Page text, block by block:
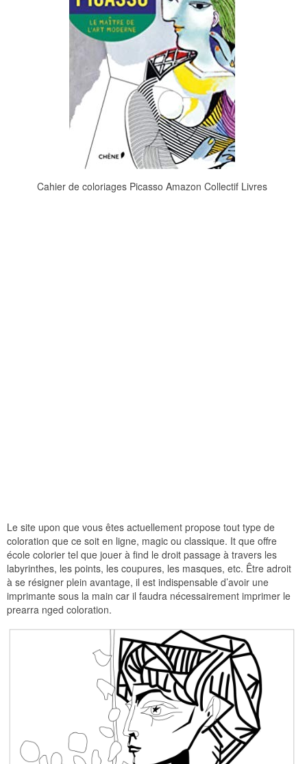
Cahier de coloriages Picasso Amazon Collectif Livres
Le site upon que vous êtes actuellement propose tout type de
coloration que ce soit en ligne, magic ou classique. It que offre
école colorier tel que jouer à find le droit passage à travers les
labyrinthes, les points, les coupures, les masques, etc. Être adroit
à se résigner plein avantage, il est indispensable d’avoir une
imprimante sous la main car il faudra nécessairement imprimer le
prearra nged coloration.